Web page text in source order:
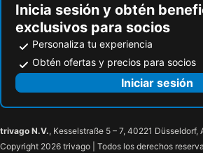
Inicia sesión y obtén
exclusivos para socios
Personaliza tu experiencia
Obtén ofertas y precios para socios
Iniciar sesión
trivago N.V., Kesselstraße 5 – 7, 40221 Düsseldorf,
Copyright 2026 trivago | Todos los derechos